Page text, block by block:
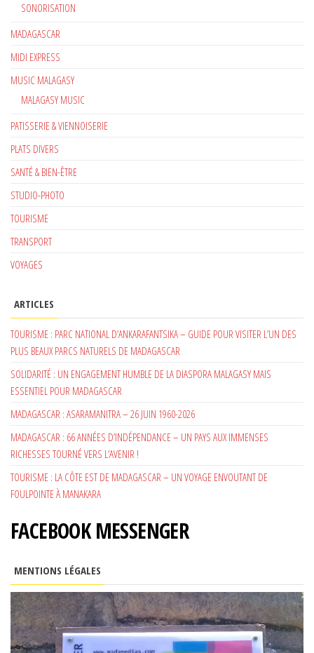
SONORISATION
MADAGASCAR
MIDI EXPRESS
MUSIC MALAGASY
MALAGASY MUSIC
PATISSERIE & VIENNOISERIE
PLATS DIVERS
SANTÉ & BIEN-ÊTRE
STUDIO-PHOTO
TOURISME
TRANSPORT
VOYAGES
ARTICLES
TOURISME : PARC NATIONAL D’ANKARAFANTSIKA – GUIDE POUR VISITER L’UN DES
PLUS BEAUX PARCS NATURELS DE MADAGASCAR
SOLIDARITÉ : UN ENGAGEMENT HUMBLE DE LA DIASPORA MALAGASY MAIS
ESSENTIEL POUR MADAGASCAR
MADAGASCAR : ASARAMANITRA – 26 JUIN 1960-2026
MADAGASCAR : 66 ANNÉES D’INDÉPENDANCE – UN PAYS AUX IMMENSES
RICHESSES TOURNÉ VERS L’AVENIR !
TOURISME : LA CÔTE EST DE MADAGASCAR – UN VOYAGE ENVOUTANT DE
FOULPOINTE À MANAKARA
FACEBOOK MESSENGER
MENTIONS LÉGALES